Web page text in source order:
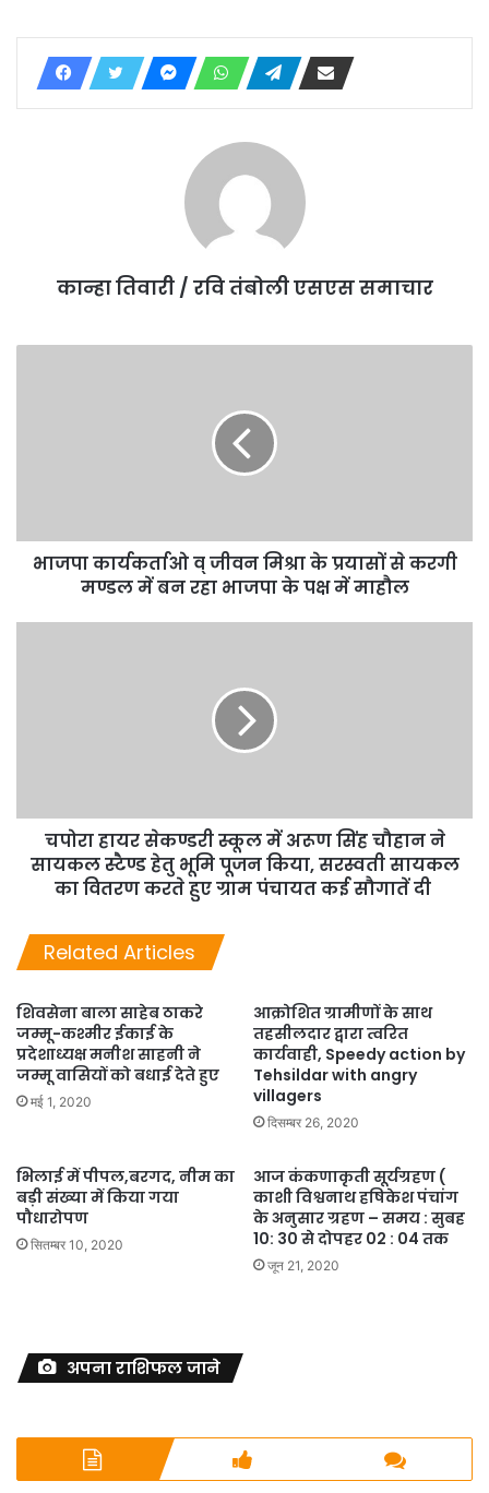
कान्हा तिवारी / रवि तंबोली एसएस समाचार
भाजपा कार्यकर्ताओ व् जीवन मिश्रा के प्रयासों से करगी
मण्डल में बन रहा भाजपा के पक्ष में माहौल
चपोरा हायर सेकण्डरी स्कूल में अरूण सिंह चौहान ने
सायकल स्टैण्ड हेतु भूमि पूजन किया, सरस्वती सायकल
का वितरण करते हुए ग्राम पंचायत कई सौगातें दी
Related Articles
शिवसेना बाला साहेब ठाकरे
जम्मू-कश्मीर ईकाई के
प्रदेशाध्यक्ष मनीश साहनी ने
जम्मू वासियों को बधाई देते हुए
मई 1, 2020
आक्रोशित ग्रामीणों के साथ
तहसीलदार द्वारा त्वरित
कार्यवाही, Speedy action by
Tehsildar with angry
villagers
दिसम्बर 26, 2020
भिलाई में पीपल,बरगद, नीम का
बड़ी संख्या में किया गया
पौधारोपण
सितम्बर 10, 2020
आज कंकणाकृती सूर्यग्रहण (
काशी विश्वनाथ हषिकेश पंचांग
के अनुसार ग्रहण – समय : सुबह
10: 30 से दोपहर 02 : 04 तक
जून 21, 2020
अपना राशिफल जाने